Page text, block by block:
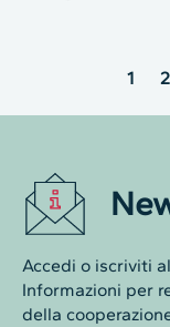
1 2
Accedi o iscriviti
Informazioni per
della